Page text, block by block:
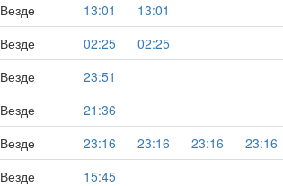
Везде 13:01
13:01
Везде 02:25
02:25
Везде
23:51
Везде
21:36
Везде 23:16 23:16 23:16
23:16
Везде
15:45